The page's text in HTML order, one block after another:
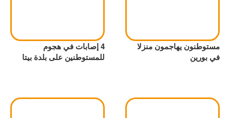
مستوطنون يهاجمون منزلا
في بورين
4 إصابات في هجوم
للمستوطنين على بلدة بيتا